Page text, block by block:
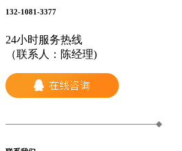
132-1081-3377
24小时服务热线
（联系人：陈经理)